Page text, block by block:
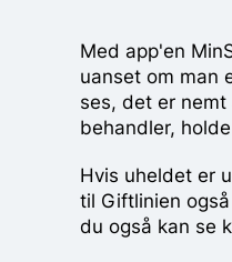
Med app'en
uanset om man
ses, det er
behandler,
Hvis uheldet er
til Giftlinien
du også kan se